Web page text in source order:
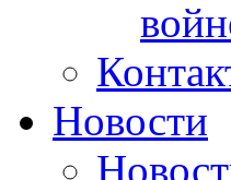
Новости